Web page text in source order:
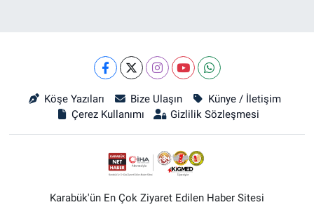
Köşe Yazıları Bize Ulaşın
Künye / İletişim
Çerez Kullanımı
Gizlilik Sözleşmesi
Karabük'ün En Çok Ziyaret Edilen Haber Sitesi